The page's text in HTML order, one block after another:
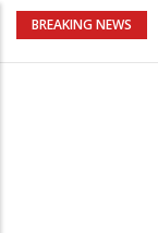
BREAKING NEWS